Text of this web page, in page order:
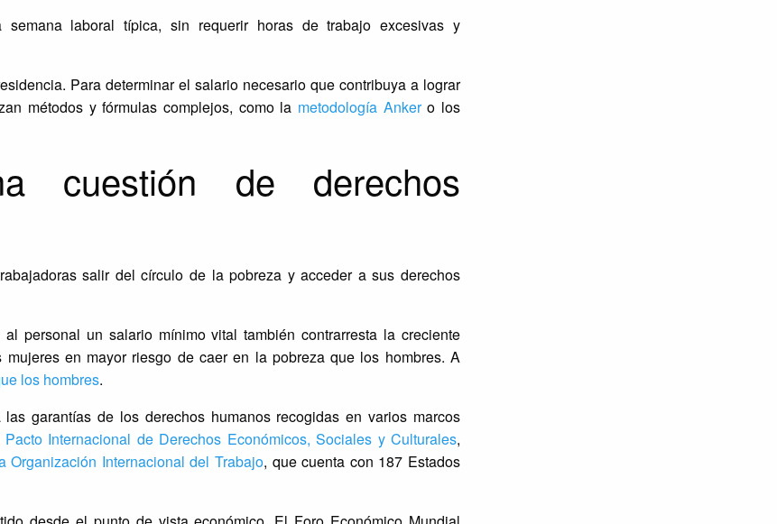
laboral típica, sin requerir horas de trabajo excesivas y
Para determinar el salario necesario que contribuya a lograr
métodos y fórmulas complejos, como la metodología Ankero los
cuestión de derechos
salir del círculo de la pobreza y acceder a sus derechos
personal un salario mínimo vital también contrarresta la creciente
en mayor riesgo de caer en la pobreza que los hombres. A
los hombres.
garantías de los derechos humanos recogidas en varios marcos
Pacto Internacional de Derechos Económicos, Sociales y Culturales,
Organización Internacional del Trabajo, que cuenta con 187 Estados